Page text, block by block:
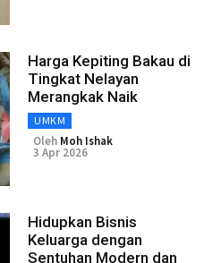
Harga Kepiting Bakau di
Tingkat Nelayan
Merangkak Naik
UMKM
Oleh Moh Ishak
3 Apr 2026
Hidupkan Bisnis
Keluarga dengan
Sentuhan Modern dan